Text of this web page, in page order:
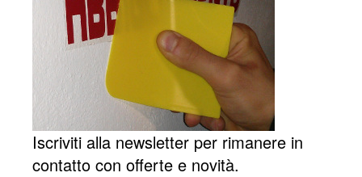
Iscriviti alla newsletter per rimanere in
contatto con offerte e novità.